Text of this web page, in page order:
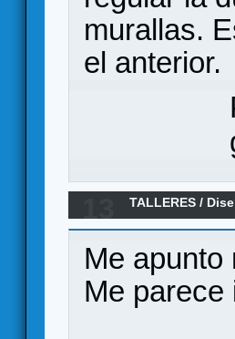
murallas.
el anterior.
TALLERES /
Me apunto
Me parece